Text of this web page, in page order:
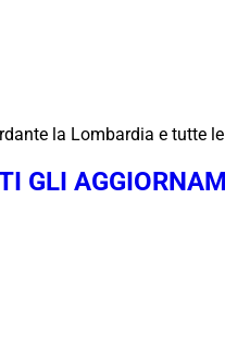
la Lombardia e tutte
GLI